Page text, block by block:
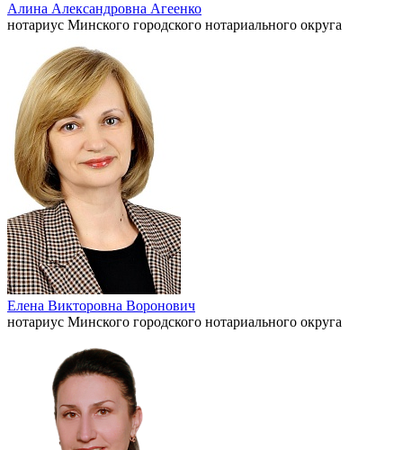
Алина Александровна Агеенко
нотариус Минского городского нотариального округа
Елена Викторовна Воронович
нотариус Минского городского нотариального округа